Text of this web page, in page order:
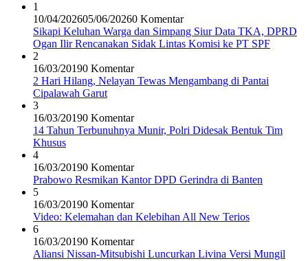
1
10/04/202605/06/20260 Komentar
Sikapi Keluhan Warga dan Simpang Siur Data TKA, DPRD
Ogan Ilir Rencanakan Sidak Lintas Komisi ke PT SPF
2
16/03/20190 Komentar
2 Hari Hilang, Nelayan Tewas Mengambang di Pantai
Cipalawah Garut
3
16/03/20190 Komentar
14 Tahun Terbunuhnya Munir, Polri Didesak Bentuk Tim
Khusus
4
16/03/20190 Komentar
Prabowo Resmikan Kantor DPD Gerindra di Banten
5
16/03/20190 Komentar
Video: Kelemahan dan Kelebihan All New Terios
6
16/03/20190 Komentar
Aliansi Nissan-Mitsubishi Luncurkan Livina Versi Mungil